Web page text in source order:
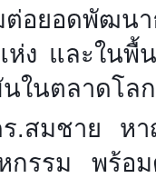
ยอดพัฒนา
ห่ง และในพื้
ในตลาดโลก
.สมชาย ห
หกรรม พร้